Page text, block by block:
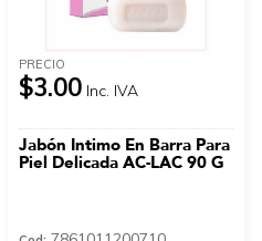
PRECIO
$3.00 Inc. IVA
Jabón Intimo En Barra Para
Piel Delicada AC-LAC 90 G